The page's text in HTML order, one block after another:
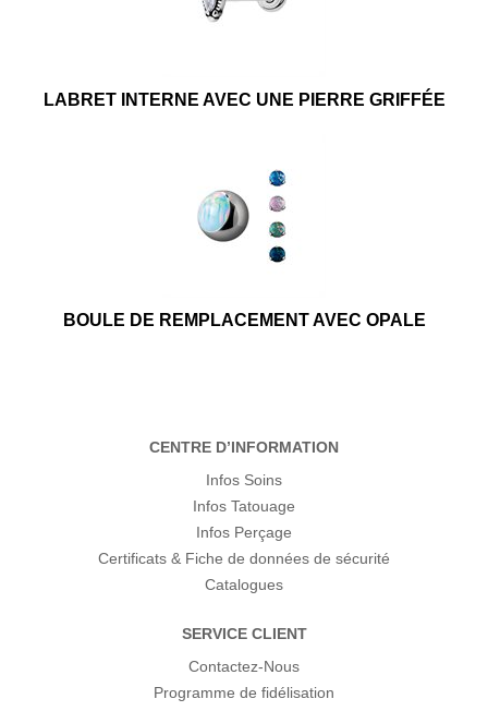
LABRET INTERNE AVEC UNE PIERRE GRIFFÉE
BOULE DE REMPLACEMENT AVEC OPALE
CENTRE D’INFORMATION
Infos Soins
Infos Tatouage
Infos Perçage
Certificats & Fiche de données de sécurité
Catalogues
SERVICE CLIENT
Contactez-Nous
Programme de fidélisation